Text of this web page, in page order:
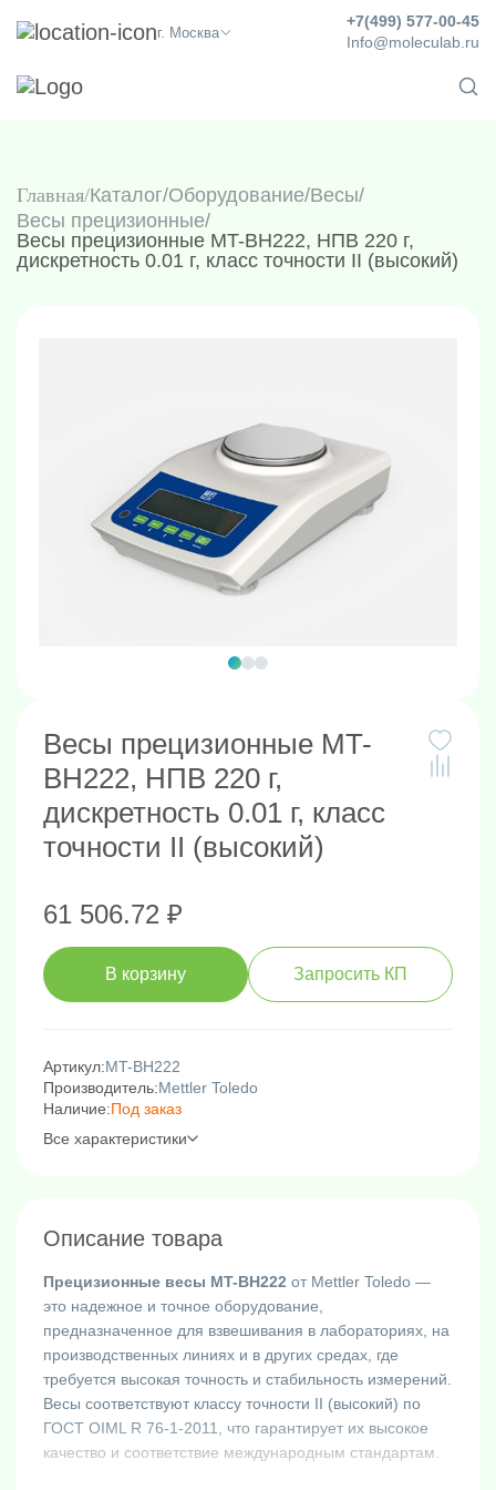
г. Москва
Info@moleculab.ru
+7(499) 577-00-45
Главная Каталог/Оборудование/Весы/
Весы прецизионные/
Весы прецизионные MT-BH222, НПВ 220 г,
дискретность 0.01 г, класс точности II (высокий)
Весы прецизионные MT-
BH222, НПВ 220 г,
дискретность 0.01 г, класс
точности II (высокий)
61 506.72 ₽
В корзину Запросить КП
Артикул:MT-BH222
Производитель:Mettler Toledo
Наличие:Под заказ
Все характеристики
Описание товара
Прецизионные весы MT-BH222 от Mettler Toledo —
это надежное и точное оборудование,
предназначенное для взвешивания в лабораториях, на
производственных линиях и в других средах, где
требуется высокая точность и стабильность измерений.
Весы соответствуют классу точности II (высокий) по
ГОСТ OIML R 76-1-2011, что гарантирует их высокое
качество и соответствие международным стандартам.